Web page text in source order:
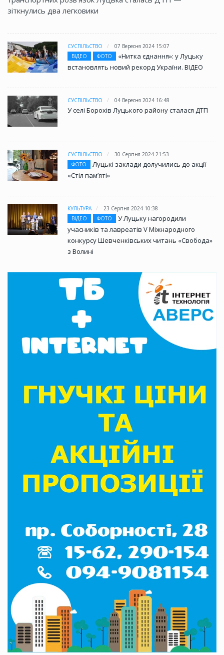
зіткнулись два легковики
СУСПІЛЬСТВО
07 Вересня 2024 15:07
ВІДЕО
ФОТО
«Нитка єднання»: у Луцьку
встановлять новий рекорд України. ВІДЕО
СУСПІЛЬСТВО 04 Вересня 2024 16:48
У селі Борохів Луцького району сталася ДТП
СУСПІЛЬСТВО
30 Серпня 2024 21:53
ФОТО
Луцькі заклади долучились до акції
«Стіл памʼяті»
КУЛЬТУРА
23 Серпня 2024 10:38
ВІДЕО
ФОТО
У Луцьку нагородили
учасників та лавреатів V Міжнародного
конкурсу Шевченківських читань «Свобода»
з Волині